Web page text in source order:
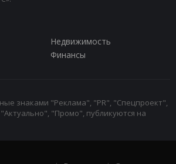
Недвижимость
Финансы
знаками "Реклама", "PR", "Спецпроект",
"Промо", публикуются на